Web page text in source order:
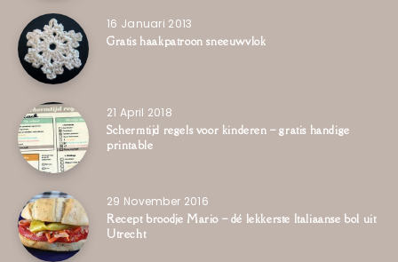
16 Januari 2013
Gratis haakpatroon sneeuwvlok
21 April 2018
Schermtijd regels voor kinderen – gratis handige
printable
29 November 2016
Recept broodje Mario – dé lekkerste Italiaanse bol uit
Utrecht